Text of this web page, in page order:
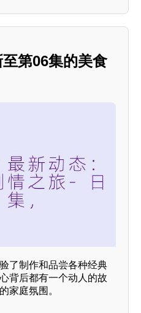
第06集的美食
了制作和品尝各种经典
背后都有一个动人的故
家庭氛围。